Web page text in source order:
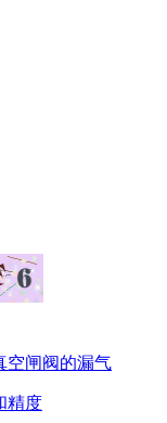
空闸阀的漏气
精度